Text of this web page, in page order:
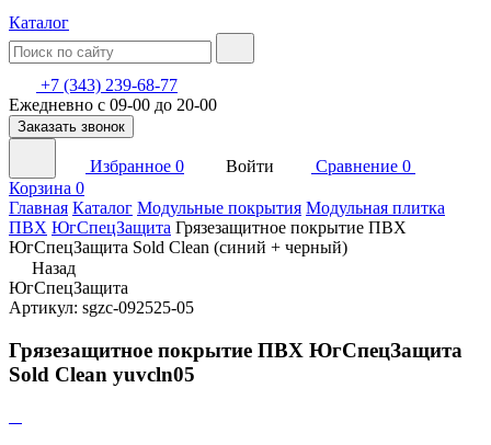
Каталог
+7 (343) 239-68-77
Ежедневно с 09-00 до 20-00
Заказать звонок
Избранное 0 Войти Сравнение 0
Корзина 0
Главная Каталог Модульные покрытия Модульная плитка
ПВХ ЮгСпецЗащита Грязезащитное покрытие ПВХ
ЮгСпецЗащита Sold Clean (синий + черный)
Назад
ЮгСпецЗащита
Артикул: sgzc-092525-05
Грязезащитное покрытие ПВХ ЮгСпецЗащита
Sold Clean yuvcln05